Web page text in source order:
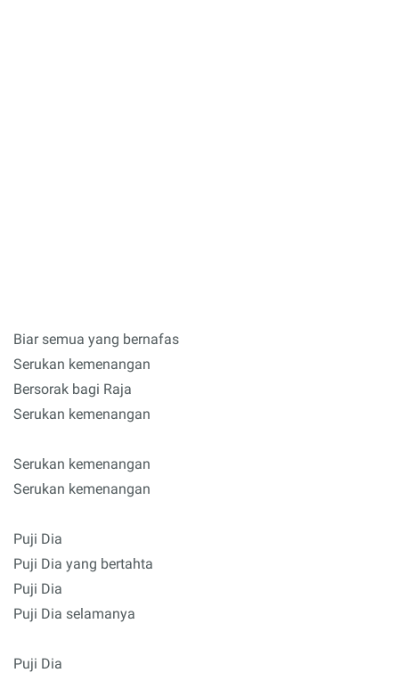
Biar semua yang bernafas
Serukan kemenangan
Bersorak bagi Raja
Serukan kemenangan
Serukan kemenangan
Serukan kemenangan
Puji Dia
Puji Dia yang bertahta
Puji Dia
Puji Dia selamanya
Puji Dia